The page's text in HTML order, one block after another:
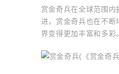
赏金奇兵在全球范围
进，赏金奇兵也在不
界变得更加丰富和多彩